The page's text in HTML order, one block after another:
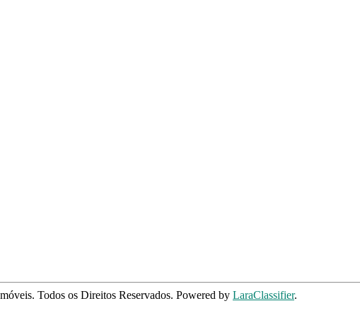
Todos os Direitos Reservados. Powered by LaraClassifier.